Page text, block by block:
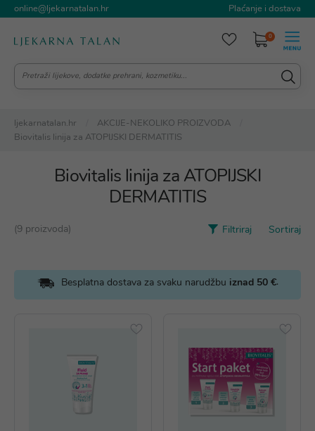
online@ljekarnatalan.hr Plaćanje i dostava
0
ljekarnatalan.hr
AKCIJE-NEKOLIKO PROIZVODA
Biovitalis linija za ATOPIJSKI DERMATITIS
Biovitalis linija za ATOPIJSKI
DERMATITIS
(9 proizvoda) Filtriraj Sortiraj
Besplatna dostava za svaku narudžbu iznad 50 €.